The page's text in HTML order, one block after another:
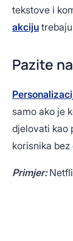
tekstove i
akciju
Pazite
samo ako je
djelovati kao
korisnika bez
Primjer: